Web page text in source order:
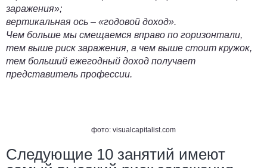
заражения»;
вертикальная ось – «годовой доход».
Чем больше мы смещаемся вправо по горизонтали,
тем выше риск заражения, а чем выше стоит кружок,
тем больший ежегодный доход получает
представитель профессии.
фото: visualcapitalist.com
Следующие 10 занятий имеют